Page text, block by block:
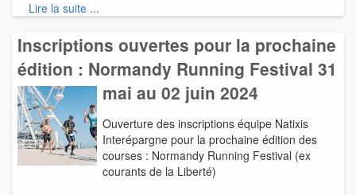
Lire la suite ...
Inscriptions ouvertes pour la prochaine
édition : Normandy Running Festival 31
mai au 02 juin 2024
Ouverture des inscriptions équipe Natixis
Interépargne pour la prochaine édition des
courses : Normandy Running Festival (ex
courants de la Liberté)